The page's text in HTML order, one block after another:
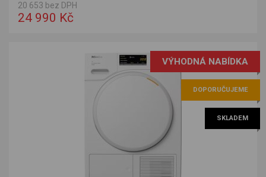
20 653 bez DPH
24 990 Kč
VÝHODNÁ NABÍDKA
DOPORUČUJEME
SKLADEM